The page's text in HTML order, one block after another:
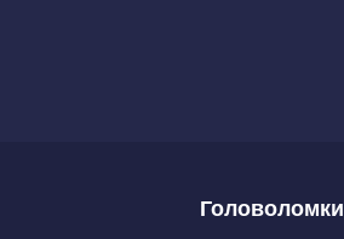
Головоломки